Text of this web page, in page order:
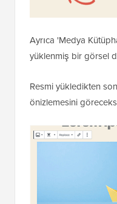
Ayrıca 'Medya
yüklenmiş bir görsel
Resmi yükledikten
önizlemesini